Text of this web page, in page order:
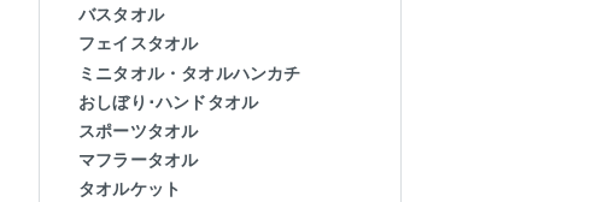
バスタオル
フェイスタオル
ミニタオル・タオルハンカチ
おしぼり･ハンドタオル
スポーツタオル
マフラータオル
タオルケット